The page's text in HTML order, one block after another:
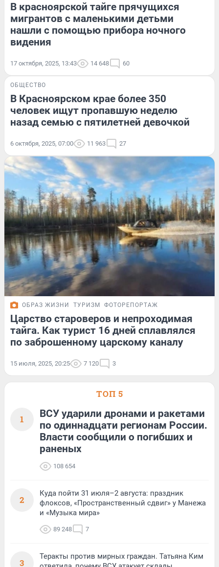
В красноярской тайге прячущихся
мигрантов с маленькими детьми
нашли с помощью прибора ночного
видения
17 октября, 2025, 13:43 14 648 60
ОБЩЕСТВО
В Красноярском крае более 350
человек ищут пропавшую неделю
назад семью с пятилетней девочкой
6 октября, 2025, 07:00 11 963 27
ОБРАЗ ЖИЗНИ ТУРИЗМ ФОТОРЕПОРТАЖ
Царство староверов и непроходимая
тайга. Как турист 16 дней сплавлялся
по заброшенному царскому каналу
15 июля, 2025, 20:25 7 120 3
ТОП 5
1
ВСУ ударили дронами и ракетами
по одиннадцати регионам России.
Власти сообщили о погибших и
раненых
108 654
2
Куда пойти 31 июля–2 августа: праздник
флоксов, «Пространственный сдвиг» у Манежа
и «Музыка мира»
89 248 7
3
Теракты против мирных граждан. Татьяна Ким